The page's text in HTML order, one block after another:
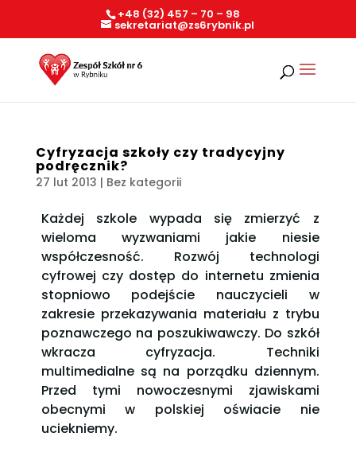
+48 (32) 457 – 70 – 98
sekretariat@zs6rybnik.pl
Cyfryzacja szkoły czy tradycyjny
podręcznik?
27 lut 2013 | Bez kategorii
Każdej szkole wypada się zmierzyć z
wieloma wyzwaniami jakie niesie
współczesność. Rozwój technologi
cyfrowej czy dostęp do internetu zmienia
stopniowo podejście nauczycieli w
zakresie przekazywania materiału z trybu
poznawczego na poszukiwawczy. Do szkół
wkracza cyfryzacja. Techniki
multimedialne są na porządku dziennym.
Przed tymi nowoczesnymi zjawiskami
obecnymi w polskiej oświacie nie
uciekniemy.